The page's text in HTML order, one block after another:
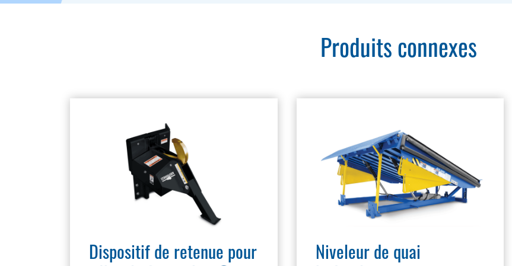
Produits connexes
Dispositif de retenue pour
Niveleur de quai